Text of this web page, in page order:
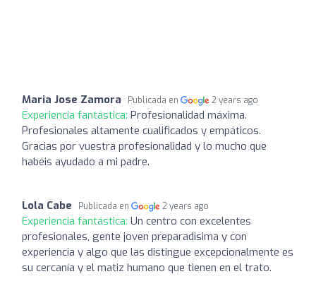
Maria Jose Zamora Publicada en 2 years ago
Experiencia fantástica: Profesionalidad máxima.
Profesionales altamente cualificados y empáticos.
Gracias por vuestra profesionalidad y lo mucho que
habéis ayudado a mi padre.
Lola Cabe Publicada en 2 years ago
Experiencia fantástica: Un centro con excelentes
profesionales, gente joven preparadisima y con
experiencia y algo que las distingue excepcionalmente es
su cercanía y el matiz humano que tienen en el trato.